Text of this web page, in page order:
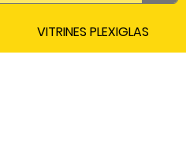
VITRINES PLEXIGLAS